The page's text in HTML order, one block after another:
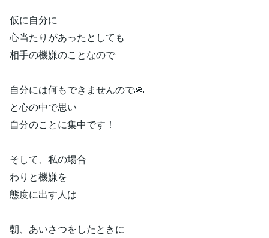
仮に自分に
心当たりがあったとしても
相手の機嫌のことなので
自分には何もできませんので🙏
と心の中で思い
自分のことに集中です！
そして、私の場合
わりと機嫌を
態度に出す人は
朝、あいさつをしたときに